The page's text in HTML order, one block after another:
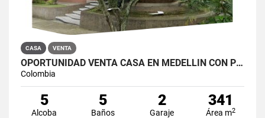
CASA VENTA
OPORTUNIDAD VENTA CASA EN MEDELLIN CON POTENCIAL DE EDIFICAR O AIRBNB
Colombia
5
Alcoba
5
Baños
2
Garaje
341
Área m2